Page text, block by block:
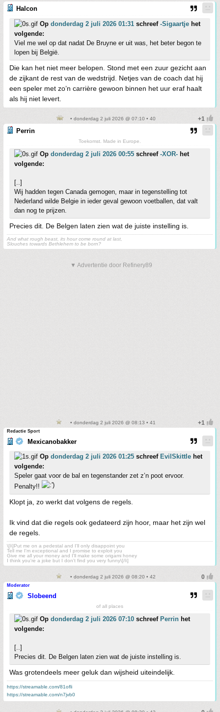
Halcon
Op donderdag 2 juli 2026 01:31 schreef -Sigaartje het
volgende:
Viel me wel op dat nadat De Bruyne er uit was, het beter begon te
lopen bij België.
Die kan het niet meer belopen. Stond met een zuur gezicht aan
de zijkant de rest van de wedstrijd. Netjes van de coach dat hij
een speler met zo’n carrière gewoon binnen het uur eraf haalt
als hij niet levert.
• donderdag 2 juli 2026 @ 07:10 • 40
Perrin
Toekomst. Made in Europe.
Op donderdag 2 juli 2026 00:55 schreef -XOR- het
volgende:
[..]
Wij hadden tegen Canada gemogen, maar in tegenstelling tot
Nederland wilde Belgie in ieder geval gewoon voetballen, dat valt
dan nog te prijzen.
Precies dit. De Belgen laten zien wat de juiste instelling is.
And what rough beast, its hour come round at last,
Slouches towards Bethlehem to be born?
▼ Advertentie door Refinery89
• donderdag 2 juli 2026 @ 08:13 • 41
Redactie Sport
Mexicanobakker
Op donderdag 2 juli 2026 01:25 schreef EvilSkittle het
volgende:
Speler gaat voor de bal en tegenstander zet z’n poot ervoor.
Penalty!!
Klopt ja, zo werkt dat volgens de regels.
Ik vind dat die regels ook gedateerd zijn hoor, maar het zijn wel
de regels.
\[i\]Put me on a pedestal and I'll only disappoint you
Tell me I'm exceptional and I promise to exploit you
Give me all your money and I'll make some origami honey
I think you're a joke but I don't find you very funny\[/i\]
• donderdag 2 juli 2026 @ 08:20 • 42
Moderator
Slobeend
of all places
Op donderdag 2 juli 2026 07:10 schreef Perrin het
volgende:
[..]
Precies dit. De Belgen laten zien wat de juiste instelling is.
Was grotendeels meer geluk dan wijsheid uiteindelijk.
https://streamable.com/81ofli
https://streamable.com/n7jvb0